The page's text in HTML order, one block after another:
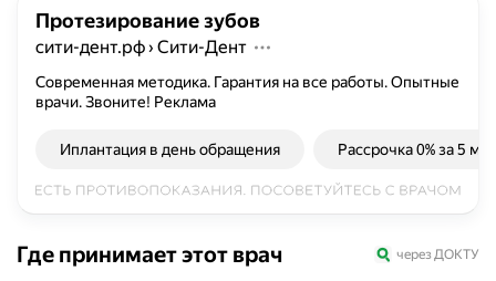
Протезирование зубов
сити-дент.рф› Сити-Дент
Современная методика. Гарантия на все работы. Опытные
врачи. Звоните! Реклама
Иплантация в день обращения Рассрочка 0% за 5
Где принимает этот врач через ДОКТУ